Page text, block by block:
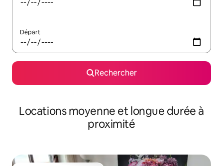
Départ
Rechercher
Locations moyenne et longue durée à
proximité